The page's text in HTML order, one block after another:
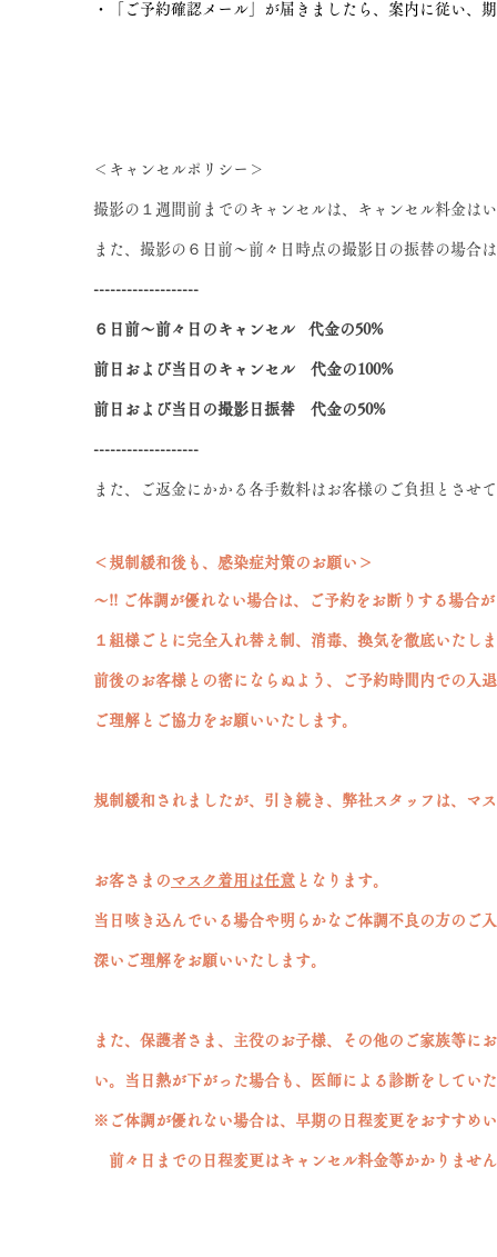
・「ご予約確認メー ル」が届きましたら、案内に従い、
＜キャンセルポリシー＞
撮影の１週間前までのキャンセルは、キャンセル料金は
また、撮影の６日前〜前々日時点の撮影日の振替の場合
-------------------
６日前〜前々日のキャンセル 代金の50%
前日および当日のキャンセル 代金の100%
前日および当日の撮影日振替 代金の50%
-------------------
また、ご返金にかかる各手数料はお客様のご負担とさせ
＜規制緩和後も、感染症対策のお願い＞
〜!! ご体調が優れない場合は、ご予約をお断りする場合
１組様ごとに完全入れ替え制、消毒、換気を徹底いたし
前後のお客様との密にならぬよう、ご予約時間内での入
ご理解とご協力をお願いいたします。
規制緩和されましたが、引き続き、弊社スタッフは、マ
お客さまのマスク着用は任意 となります。
当日咳き込んでいる場合や明らかなご体調不良の方のご
​深いご理解をお願いいたします。
また、保護者さま、主役のお子様、その他のご家族等に
い。当日熱が下がった場合も、医師による診断をしてい
※ご体調が優れない場合は、早期の日程変更をおすすめ
前々日までの日程変更はキャンセル料金等かかりませ